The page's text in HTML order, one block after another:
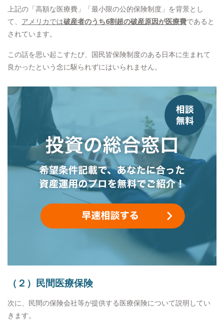
上記の「高額な医療費」「最小限の公的保険制度」を背景とし
て、 アメリカでは破産者のうち6割超の破産原因が医療費であると
されています。
この話を思い起こすたび、国民皆保険制度のある日本に生まれて
良かったという念に駆られずにはいられません。
（２）民間医療保険
次に、民間の保険会社等が提供する医療保険について説明してい
きます。